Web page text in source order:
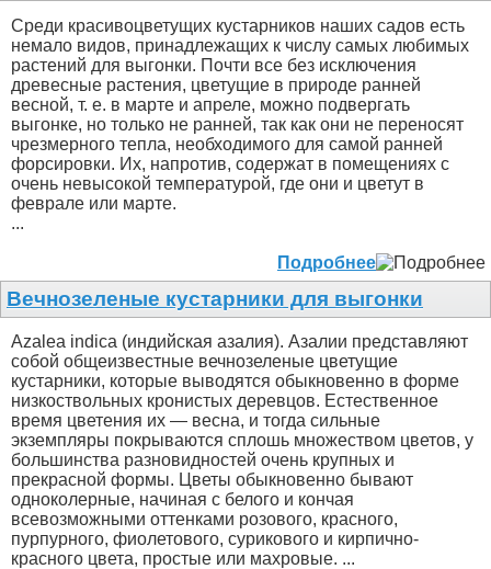
Среди красивоцветущих кустарников наших садов есть
немало видов, принадлежащих к числу самых любимых
растений для выгонки. Почти все без исключения
древесные растения, цветущие в природе ранней
весной, т. е. в марте и апреле, можно подвергать
выгонке, но только не ранней, так как они не переносят
чрезмерного тепла, необходимого для самой ранней
форсировки. Их, напротив, содержат в помещениях с
очень невысокой температурой, где они и цветут в
феврале или марте.
...
Подробнее
Вечнозеленые кустарники для выгонки
Azalea indica (индийская азалия). Азалии представляют
собой общеизвестные вечнозеленые цветущие
кустарники, которые выводятся обыкновенно в форме
низкоствольных кронистых деревцов. Естественное
время цветения их — весна, и тогда сильные
экземпляры покрываются сплошь множеством цветов, у
большинства разновидностей очень крупных и
прекрасной формы. Цветы обыкновенно бывают
одноколерные, начиная с белого и кончая
всевозможными оттенками розового, красного,
пурпурного, фиолетового, сурикового и кирпично-
красного цвета, простые или махровые. ...